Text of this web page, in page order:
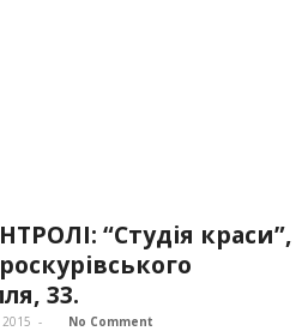
“Студія краси”,
33.
- No Comment